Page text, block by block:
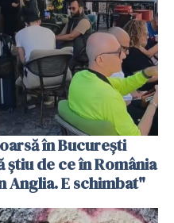
în București
știu de ce în România
Anglia. E schimbat"